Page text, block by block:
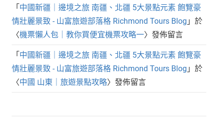
「 中國新疆｜邊境之旅 南疆、北疆 5大景點元素 飽覽豪
情壯麗景致 - 山富旅遊部落格 Richmond Tours Blog 」於
〈機票懶人包｜教你買便宜機票攻略一〉發佈留言
「 中國新疆｜邊境之旅 南疆、北疆 5大景點元素 飽覽豪
情壯麗景致 - 山富旅遊部落格 Richmond Tours Blog 」於
〈中國 山東｜旅遊景點攻略〉發佈留言